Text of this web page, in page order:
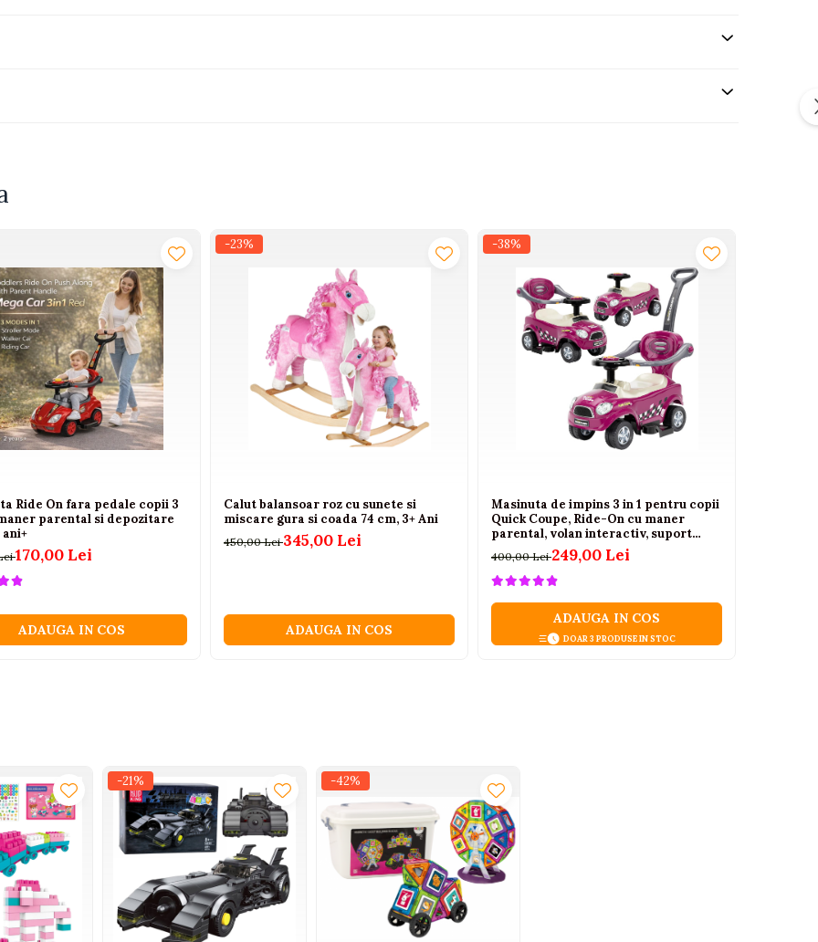
masini, roboti si jocuri de constructie
Ride On fara pedale copii 3
parental si depozitare
170,00 Lei
ADAUGA IN COS
-23%
Calut balansoar roz cu sunete si
miscare gura si coada 74 cm, 3+ Ani
450,00 Lei345,00 Lei
ADAUGA IN COS
-38%
Masinuta de impins 3 in 1 pentru copii
Quick Coupe, Ride-On cu maner
parental, volan interactiv, suport
picioare, compartiment depozitare,
roz, 18 luni - 6 ani
400,00 Lei249,00 Lei
ADAUGA IN COS
DOAR 3 PRODUSE IN STOC
-21% -42%